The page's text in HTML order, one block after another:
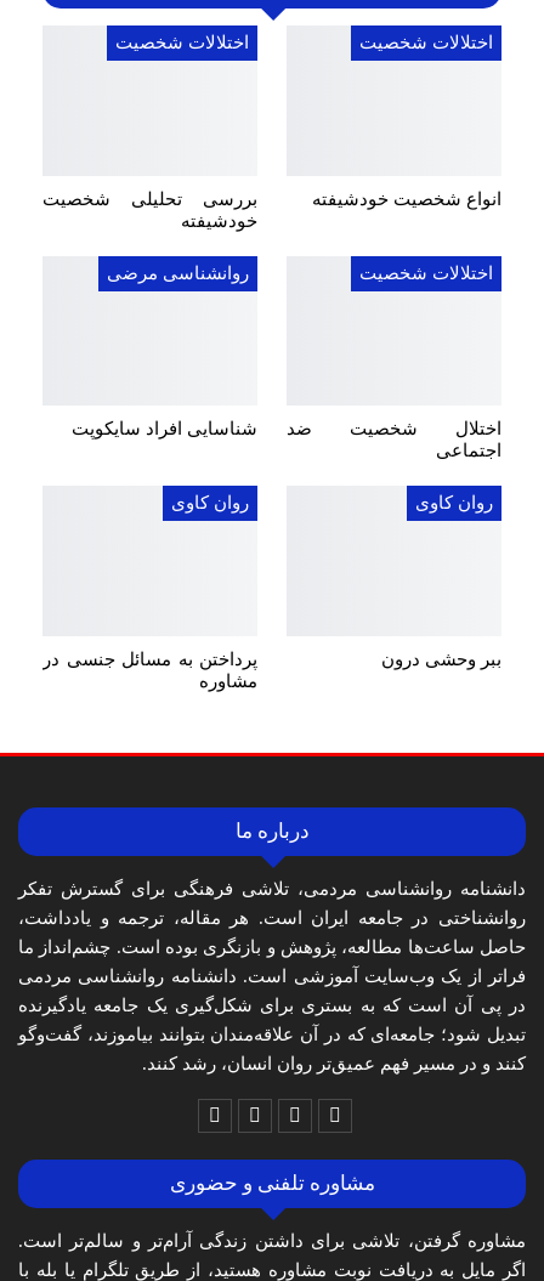
اختلالات شخصیت
انواع شخصیت خودشیفته
اختلالات شخصیت
بررسی تحلیلی شخصیت
خودشیفته
اختلالات شخصیت
اختلال شخصیت ضد
اجتماعی
روانشناسی مرضی
شناسایی افراد سایکوپت
روان کاوی
ببر وحشی درون
روان کاوی
پرداختن به مسائل جنسی در
مشاوره
درباره ما
دانشنامه روانشناسی مردمی، تلاشی فرهنگی برای گسترش تفکر
روانشناختی در جامعه ایران است. هر مقاله، ترجمه و یادداشت،
حاصل ساعت‌ها مطالعه، پژوهش و بازنگری بوده است. چشم‌انداز ما
فراتر از یک وب‌سایت آموزشی است. دانشنامه روانشناسی مردمی
در پی آن است که به بستری برای شکل‌گیری یک جامعه یادگیرنده
تبدیل شود؛ جامعه‌ای که در آن علاقه‌مندان بتوانند بیاموزند، گفت‌وگو
کنند و در مسیر فهم عمیق‌تر روان انسان، رشد کنند.
مشاوره تلفنی و حضوری
مشاوره گرفتن، تلاشی برای داشتن زندگی آرام‌تر و سالم‌تر است.
اگر مایل به دریافت نوبت مشاوره هستید، از طریق تلگرام یا بله با